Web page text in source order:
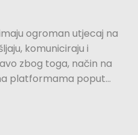
ogroman utjecaj na
komuniciraju i
zbog toga, način na
platformama poput...